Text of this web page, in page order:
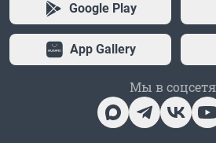
Google Play
App Gallery
Мы в